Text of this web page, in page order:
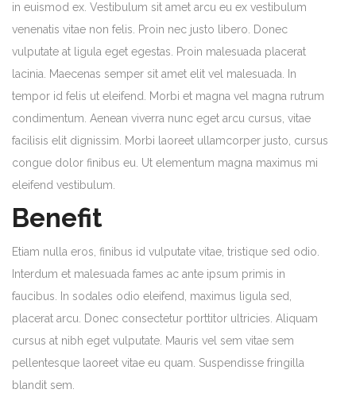
in euismod ex. Vestibulum sit amet arcu eu ex vestibulum
venenatis vitae non felis. Proin nec justo libero. Donec
vulputate at ligula eget egestas. Proin malesuada placerat
lacinia. Maecenas semper sit amet elit vel malesuada. In
tempor id felis ut eleifend. Morbi et magna vel magna rutrum
condimentum. Aenean viverra nunc eget arcu cursus, vitae
facilisis elit dignissim. Morbi laoreet ullamcorper justo, cursus
congue dolor finibus eu. Ut elementum magna maximus mi
eleifend vestibulum.
Benefit
Etiam nulla eros, finibus id vulputate vitae, tristique sed odio.
Interdum et malesuada fames ac ante ipsum primis in
faucibus. In sodales odio eleifend, maximus ligula sed,
placerat arcu. Donec consectetur porttitor ultricies. Aliquam
cursus at nibh eget vulputate. Mauris vel sem vitae sem
pellentesque laoreet vitae eu quam. Suspendisse fringilla
blandit sem.